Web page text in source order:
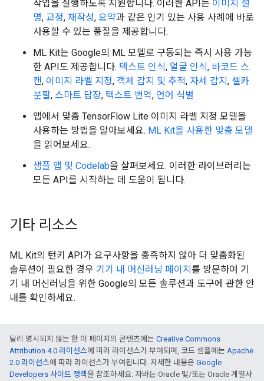
작업을 실행하도록 지원합니다. 이러한 API는 이미지 설
명, 교정, 재작성, 요약과 같은 인기 있는 사용 사례에 바로
사용할 수 있는 품질을 제공합니다.
ML Kit는 Google의 ML 모델로 구동되는 즉시 사용 가능
한 API도 제공합니다. 텍스트 인식, 얼굴 인식, 바코드 스
캔, 이미지 라벨 지정, 객체 감지 및 추적, 자세 감지 , 셀카
분할, 스마트 답장, 텍스트 번역, 언어 식별
앱에서 맞춤 TensorFlow Lite 이미지 라벨 지정 모델을
사용하는 방법을 알아보세요. ML Kit을 사용한 맞춤 모델
을 읽어보세요.
샘플 앱 및 Codelab을 살펴보세요. 이러한 라이브러리는
모든 API를 시작하는 데 도움이 됩니다.
기타 리소스
ML Kit의 턴키 API가 요구사항을 충족하지 않아 더 맞춤화된
솔루션이 필요한 경우 기기 내 머신러닝 페이지 를 방문하여 기
기 내 머신러닝을 위한 Google의 모든 솔루션과 도구에 관한 안
내를 확인하세요.
달리 명시되지 않는 한 이 페이지의 콘텐츠에는 Creative Commons
Attribution 4.0 라이선스에 따라 라이선스가 부여되며, 코드 샘플에는 Apache
2.0 라이선스에 따라 라이선스가 부여됩니다. 자세한 내용은 Google
Developers 사이트 정책을 참조하세요. 자바는 Oracle 및/또는 Oracle 계열사